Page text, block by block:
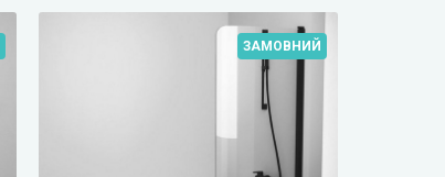
ЗАМОВНИЙ